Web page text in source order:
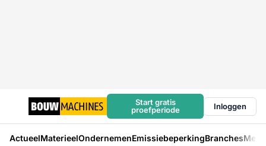
Start gratis
proefperiode
Inloggen
ActueelMaterieelOndernemenEmissiebeperkingBranches